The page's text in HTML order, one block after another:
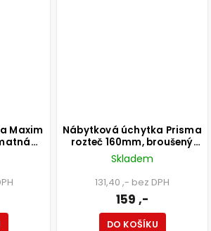
Maxim
Nábytková úchytka Prisma
rozteč 160mm, broušený
saténový nikl
Skladem
131,40 ,- bez DPH
159 ,-
DO KOŠÍKU